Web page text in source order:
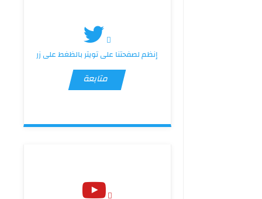
إنظم لصفحتنا على تويتر بالظغط على زر
متابعة